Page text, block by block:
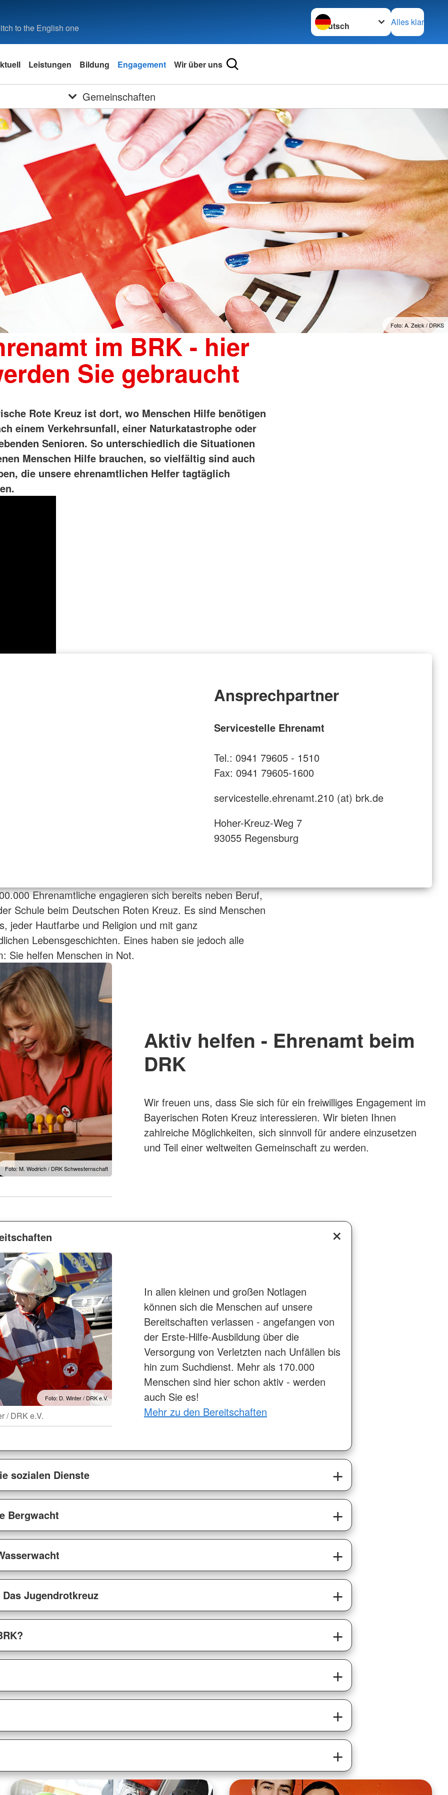
to the English one
Sprache wechseln zu
Alles klar
Leistungen Bildung Engagement Wir über uns
Gemeinschaften
Foto: A. Zelck / DRKS
im BRK - hier
Sie gebraucht
Rote Kreuz ist dort, wo Menschen Hilfe benötigen
einem Verkehrsunfall, einer Naturkatastrophe oder
Senioren. So unterschiedlich die Situationen
Menschen Hilfe brauchen, so vielfältig sind auch
die unsere ehrenamtlichen Helfer tagtäglich
Ansprechpartner
Servicestelle Ehrenamt
Tel.: 0941 79605 - 1510
Fax: 0941 79605-1600
servicestelle.ehrenamt.210 (at) brk.de
Hoher-Kreuz-Weg 7
93055 Regensburg
Ehrenamtliche engagieren sich bereits neben Beruf,
Schule beim Deutschen Roten Kreuz. Es sind Menschen
jeder Hautfarbe und Religion und mit ganz
Lebensgeschichten. Eines haben sie jedoch alle
Sie helfen Menschen in Not.
Foto: M. Wodrich / DRK Schwesternschaft
Aktiv helfen - Ehrenamt beim
DRK
Wir freuen uns, dass Sie sich für ein freiwilliges Engagement im
Bayerischen Roten Kreuz interessieren. Wir bieten Ihnen
zahlreiche Möglichkeiten, sich sinnvoll für andere einzusetzen
und Teil einer weltweiten Gemeinschaft zu werden.
Foto: D. Winter / DRK e.V.
/ DRK e.V.
In allen kleinen und großen Notlagen
können sich die Menschen auf unsere
Bereitschaften verlassen - angefangen von
der Erste-Hilfe-Ausbildung über die
Versorgung von Verletzten nach Unfällen bis
hin zum Suchdienst. Mehr als 170.000
Menschen sind hier schon aktiv - werden
auch Sie es!
Mehr zu den Bereitschaften
sozialen Dienste
Bergwacht
Jugendrotkreuz